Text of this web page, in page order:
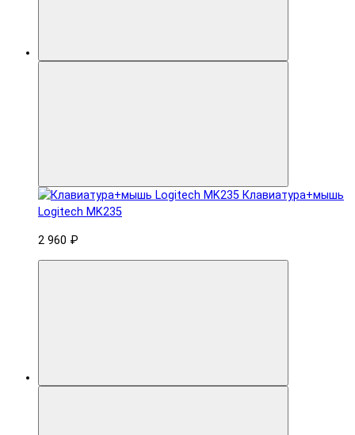
Клавиатура+мышь
Logitech MK235
2 960 ₽